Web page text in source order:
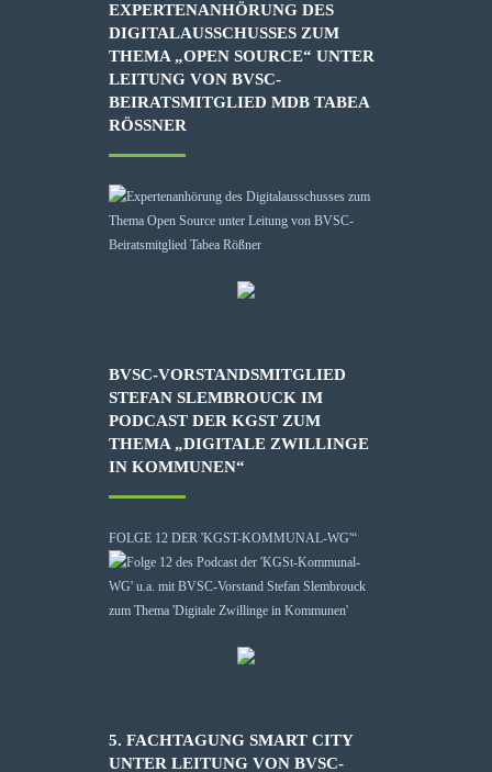
EXPERTENANHÖRUNG DES
DIGITALAUSSCHUSSES ZUM
THEMA „OPEN SOURCE“ UNTER
LEITUNG VON BVSC-
BEIRATSMITGLIED MDB TABEA
RÖSSNER
BVSC-VORSTANDSMITGLIED
STEFAN SLEMBROUCK IM
PODCAST DER KGST ZUM
THEMA „DIGITALE ZWILLINGE
IN KOMMUNEN“
FOLGE 12 DER 'KGST-KOMMUNAL-WG'“
5. FACHTAGUNG SMART CITY
UNTER LEITUNG VON BVSC-